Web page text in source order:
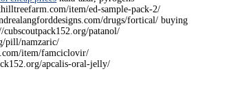
item/ed-sample-pack-2/
drugs/fortical/ buying
patanol/
pill/namzaric/
item/famciclovir/
apcalis-oral-jelly/